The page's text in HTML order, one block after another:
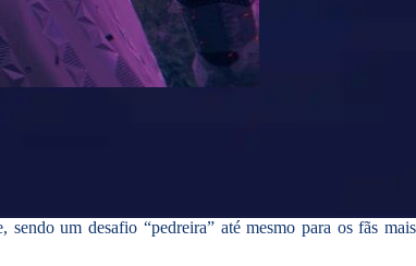
um desafio “pedreira” até mesmo para os fãs mais